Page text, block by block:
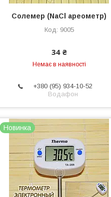
Солемер (NaCl ареометр)
9005
34 ₴
Немає в наявності
+380 (95) 934-10-52
Водафон
Новинка